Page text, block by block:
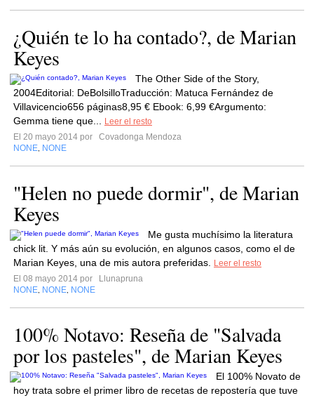
¿Quién te lo ha contado?, de Marian
Keyes
The Other Side of the Story,
2004Editorial: DeBolsilloTraducción: Matuca Fernández de
Villavicencio656 páginas8,95 € Ebook: 6,99 €Argumento:
Gemma tiene que...
Leer el resto
El 20 mayo 2014 por
Covadonga Mendoza
NONE NONE
"Helen no puede dormir", de Marian
Keyes
Me gusta muchísimo la literatura
chick lit. Y más aún su evolución, en algunos casos, como el de
Marian Keyes, una de mis autora preferidas.
Leer el resto
El 08 mayo 2014 por
Llunapruna
NONE NONE NONE
100% Notavo: Reseña de "Salvada
por los pasteles", de Marian Keyes
El 100% Novato de
hoy trata sobre el primer libro de recetas de repostería que tuve